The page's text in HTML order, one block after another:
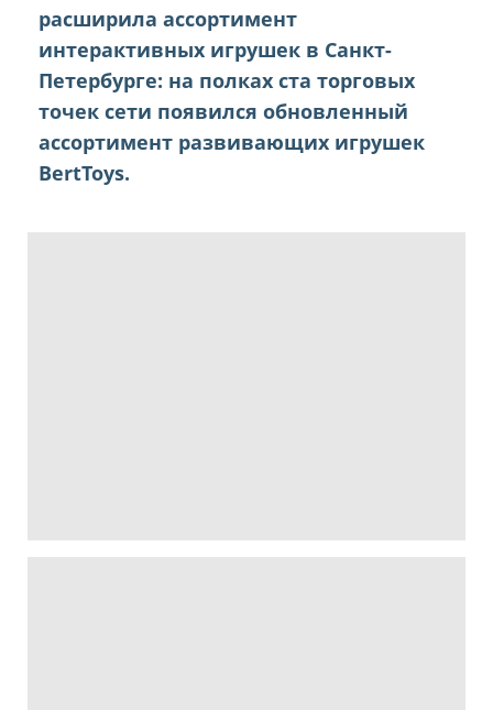
расширила ассортимент
интерактивных игрушек в Санкт-
Петербурге: на полках ста торговых
точек сети появился обновленный
ассортимент развивающих игрушек
BertToys.